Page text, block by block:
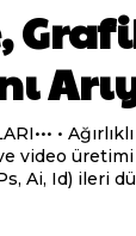
mecralarına
üretimi
Ai, Id) ileri